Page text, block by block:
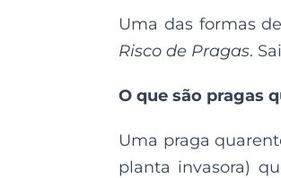
Uma das formas
Risco de Pragas.
O que são pragas
Uma praga
planta invasora)